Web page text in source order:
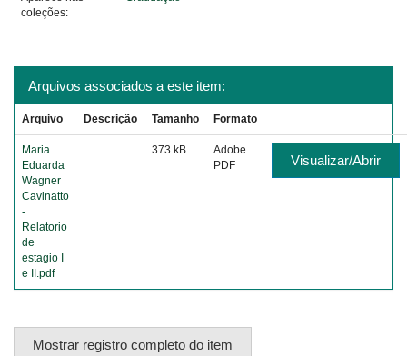
coleções:
Arquivos associados a este item:
Arquivo Descrição Tamanho Formato
Maria
Eduarda
Wagner
Cavinatto
-
Relatorio
de
estagio I
e II.pdf
373 kB
Adobe
PDF
Visualizar/Abrir
Mostrar registro completo do item